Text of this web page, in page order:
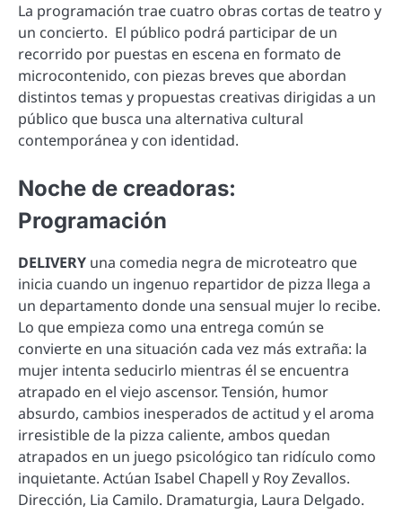
La programación trae cuatro obras cortas de teatro y
un concierto. El público podrá participar de un
recorrido por puestas en escena en formato de
microcontenido, con piezas breves que abordan
distintos temas y propuestas creativas dirigidas a un
público que busca una alternativa cultural
contemporánea y con identidad.
Noche de creadoras:
Programación
DELIVERY una comedia negra de microteatro que
inicia cuando un ingenuo repartidor de pizza llega a
un departamento donde una sensual mujer lo recibe.
Lo que empieza como una entrega común se
convierte en una situación cada vez más extraña: la
mujer intenta seducirlo mientras él se encuentra
atrapado en el viejo ascensor. Tensión, humor
absurdo, cambios inesperados de actitud y el aroma
irresistible de la pizza caliente, ambos quedan
atrapados en un juego psicológico tan ridículo como
inquietante. Actúan Isabel Chapell y Roy Zevallos.
Dirección, Lia Camilo. Dramaturgia, Laura Delgado.